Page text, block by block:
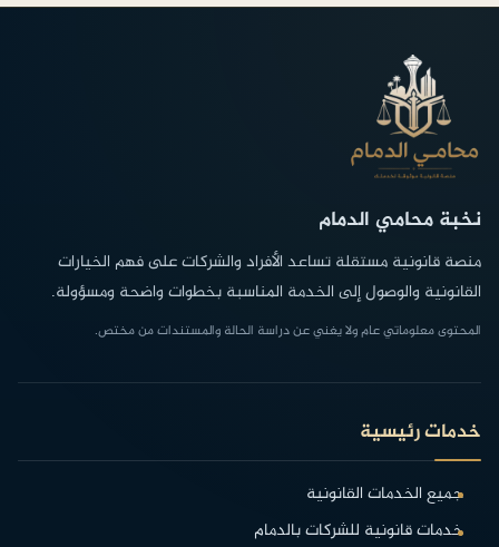
نخبة محامي الدمام
منصة قانونية مستقلة تساعد الأفراد والشركات على فهم الخيارات
القانونية والوصول إلى الخدمة المناسبة بخطوات واضحة ومسؤولة.
المحتوى معلوماتي عام ولا يغني عن دراسة الحالة والمستندات من مختص.
خدمات رئيسية
جميع الخدمات القانونية
خدمات قانونية للشركات بالدمام